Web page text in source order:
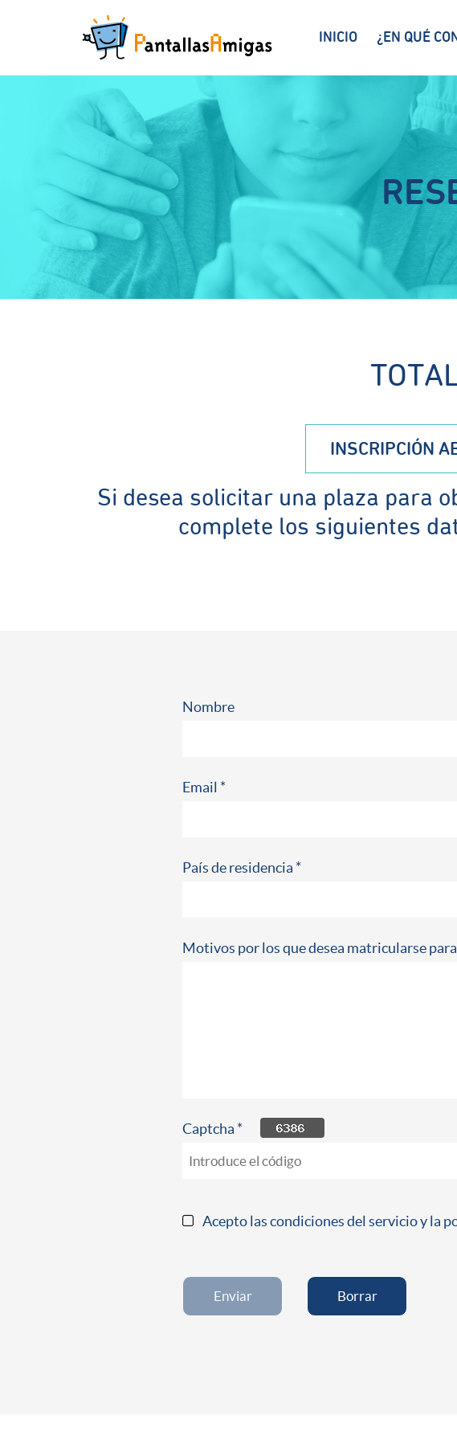
INICIO ¿EN QUÉ
INSCRIPCIÓN
Si desea solicitar una plaza para
complete los siguientes
Nombre
Email *
País de residencia *
Motivos por los que desea matricularse
Captcha *
Acepto las condiciones del servicio y la